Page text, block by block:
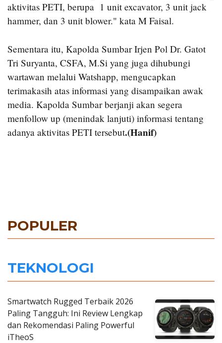
aktivitas PETI, berupa 1 unit excavator, 3 unit jack
hammer, dan 3 unit blower." kata M Faisal.
Sementara itu, Kapolda Sumbar Irjen Pol Dr. Gatot
Tri Suryanta, CSFA, M.Si yang juga dihubungi
wartawan melalui Watshapp, mengucapkan
terimakasih atas informasi yang disampaikan awak
media. Kapolda Sumbar berjanji akan segera
menfollow up (menindak lanjuti) informasi tentang
adanya aktivitas PETI tersebut.(Hanif)
POPULER
TEKNOLOGI
Smartwatch Rugged Terbaik 2026
Paling Tangguh: Ini Review Lengkap
dan Rekomendasi Paling Powerful
iTheoS